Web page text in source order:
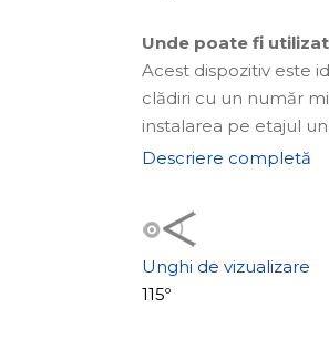
Unde poate fi utilizat
Acest dispozitiv este
clădiri cu un număr
instalarea pe etajul
capacitatea de a
plăcuțele de nume
Panoul poate fi
sale sunt 110x185x34
temperaturi, de la -40°
Descriere completă
Unghi de vizualizare
115º